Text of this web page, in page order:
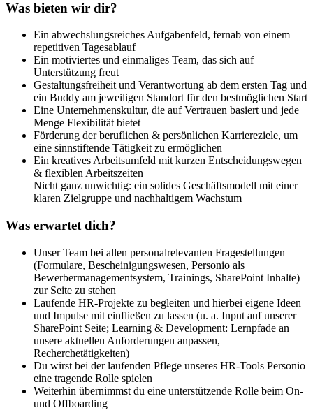
Was bieten wir dir?
Ein abwechslungsreiches Aufgabenfeld, fernab von einem
repetitiven Tagesablauf
Ein motiviertes und einmaliges Team, das sich auf
Unterstützung freut
Gestaltungsfreiheit und Verantwortung ab dem ersten Tag und
ein Buddy am jeweiligen Standort für den bestmöglichen Start
Eine Unternehmenskultur, die auf Vertrauen basiert und jede
Menge Flexibilität bietet
Förderung der beruflichen & persönlichen Karriereziele, um
eine sinnstiftende Tätigkeit zu ermöglichen
Ein kreatives Arbeitsumfeld mit kurzen Entscheidungswegen
& flexiblen Arbeitszeiten
Nicht ganz unwichtig: ein solides Geschäftsmodell mit einer
klaren Zielgruppe und nachhaltigem Wachstum
Was erwartet dich?
Unser Team bei allen personalrelevanten Fragestellungen
(Formulare, Bescheinigungswesen, Personio als
Bewerbermanagementsystem, Trainings, SharePoint Inhalte)
zur Seite zu stehen
Laufende HR-Projekte zu begleiten und hierbei eigene Ideen
und Impulse mit einfließen zu lassen (u. a. Input auf unserer
SharePoint Seite; Learning & Development: Lernpfade an
unsere aktuellen Anforderungen anpassen,
Recherchetätigkeiten)
Du wirst bei der laufenden Pflege unseres HR-Tools Personio
eine tragende Rolle spielen
Weiterhin übernimmst du eine unterstützende Rolle beim On-
und Offboarding